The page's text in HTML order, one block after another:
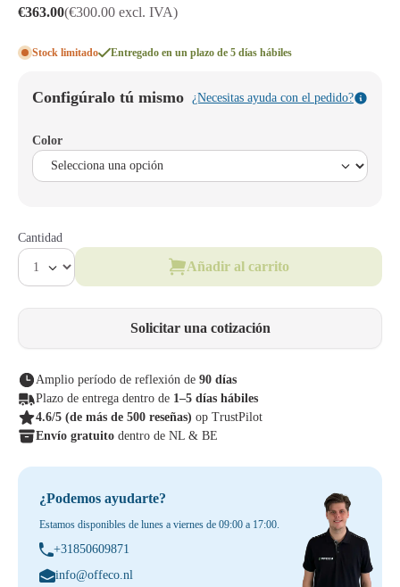
€363.00(€300.00 excl. IVA)
Stock limitado Entregado en un plazo de 5 días hábiles
Configúralo tú mismo ¿Necesitas ayuda con el pedido?
Color
Cantidad
Añadir al carrito
Solicitar una cotización
Amplio período de reflexión de 90 días
Plazo de entrega dentro de 1–5 días hábiles
4.6/5 (de más de 500 reseñas) op TrustPilot
Envío gratuito dentro de NL & BE
¿Podemos ayudarte?
Estamos disponibles de lunes a viernes de 09:00 a 17:00.
+31850609871
info@offeco.nl